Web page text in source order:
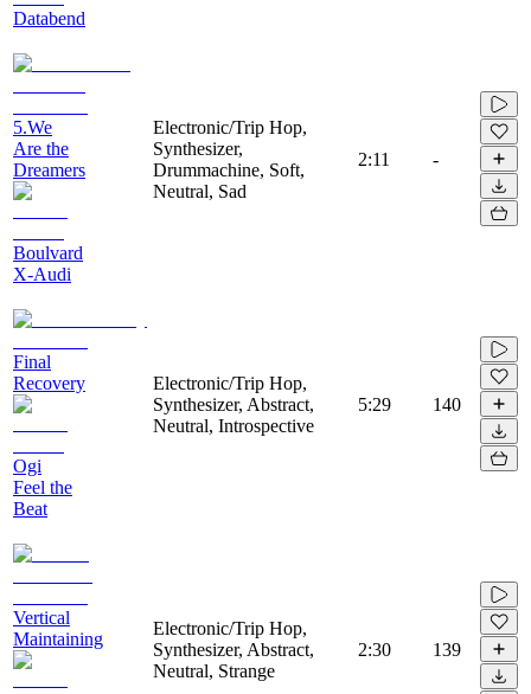
Databend
5.We
Are the
Dreamers
Boulvard
X-Audi
Electronic/Trip Hop,
Synthesizer,
Drummachine, Soft,
Neutral, Sad
2:11 -
Final
Recovery
Ogi
Feel the
Beat
Electronic/Trip Hop,
Synthesizer, Abstract,
Neutral, Introspective
5:29 140
Vertical
Maintaining
Electronic/Trip Hop,
Synthesizer, Abstract,
Neutral, Strange
2:30 139